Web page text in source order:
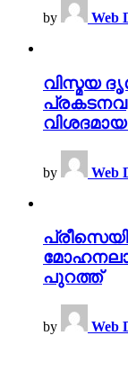
by Web
വിസ്മയ
by Web
പുറത്ത്
by Web